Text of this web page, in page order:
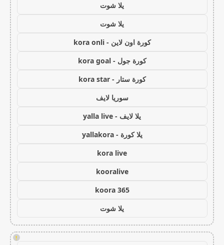
يلا شوت
يلا شوت
كورة اون لاين - kora onli
كورة جول - kora goal
كورة ستار - kora star
سوريا لايف
يلا لايف - yalla live
يلا كورة - yallakora
kora live
kooralive
koora 365
يلا شوت
!